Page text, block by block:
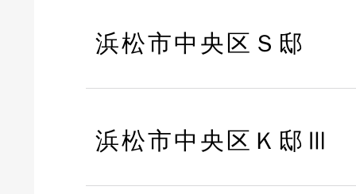
浜松市中央区Ｓ邸
浜松市中央区Ｋ邸Ⅲ